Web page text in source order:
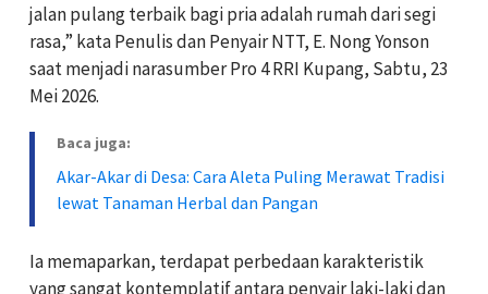
jalan pulang terbaik bagi pria adalah rumah dari segi
rasa,” kata Penulis dan Penyair NTT, E. Nong Yonson
saat menjadi narasumber Pro 4 RRI Kupang, Sabtu, 23
Mei 2026.
Baca juga:
Akar-Akar di Desa: Cara Aleta Puling Merawat Tradisi
lewat Tanaman Herbal dan Pangan
Ia memaparkan, terdapat perbedaan karakteristik
yang sangat kontemplatif antara penyair laki-laki dan